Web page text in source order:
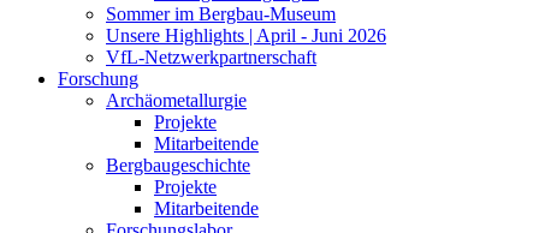
Sommer im Bergbau-Museum
Unsere Highlights | April - Juni 2026
VfL-Netzwerkpartnerschaft
Forschung
Archäometallurgie
Projekte
Mitarbeitende
Bergbaugeschichte
Projekte
Mitarbeitende